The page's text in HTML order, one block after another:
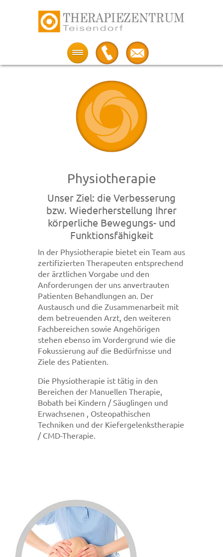
Teisendorf
Physiotherapie
Unser Ziel: die Verbesserung
bzw. Wiederherstellung Ihrer
körperliche Bewegungs- und
Funktionsfähigkeit
In der Physiotherapie bietet ein Team aus
zertifizierten Therapeuten entsprechend
der ärztlichen Vorgabe und den
Anforderungen der uns anvertrauten
Patienten Behandlungen an. Der
Austausch und die Zusammenarbeit mit
dem betreuenden Arzt, den weiteren
Fachbereichen sowie Angehörigen
stehen ebenso im Vordergrund wie die
Fokussierung auf die Bedürfnisse und
Ziele des Patienten.
Die Physiotherapie ist tätig in den
Bereichen der Manuellen Therapie,
Bobath bei Kindern / Säuglingen und
Erwachsenen , Osteopathischen
Techniken und der Kiefergelenkstherapie
/ CMD-Therapie.